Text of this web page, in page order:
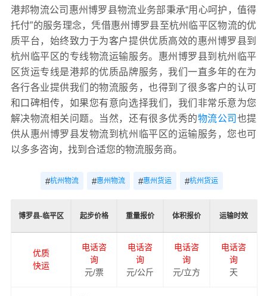
港邦物流公司惠州博罗县物流业务部秉承“用心呵护，值得
托付”的服务理念，凭借惠州博罗县至杭州临平区物流的优
质平台，始终致力于为客户提供优质高效的惠州博罗县到
杭州临平区的专线物流运输服务。惠州博罗县到杭州临平
区货运专线是港邦的优质品牌服务，我们一直多年的在为
各行各业提供我们的物流服务，也得到了很多客户的认可
和口碑相传，如果您有意向选择我们，我们非常乐意为您
解决物流相关问题。当然，还有很多优秀的物流公司 也提
供从惠州博罗县发物流到杭州临平区的运输服务，您也可
以多多咨询，找到合适您的物流服务商。
#杭州物流 #惠州物流 #惠州货运 #杭州货运
博罗县-临平区 起步价格 重量报价 体积报价 运输时效
优质
快运
电话咨
询
元/票
电话咨
询
元/公斤
电话咨
询
元/立方
电话咨
询
天